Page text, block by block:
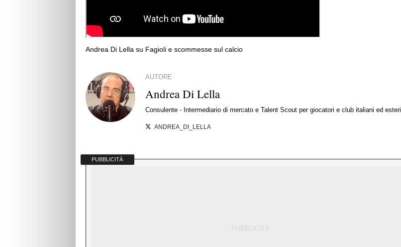
Andrea Di Lella su Fagioli e scommesse sul calcio
AUTORE
Andrea Di Lella
Consulente - Intermediario di mercato e Talent Scout per giocatori e club italiani ed esteri.
ANDREA_DI_LELLA
PUBBLICITÀ